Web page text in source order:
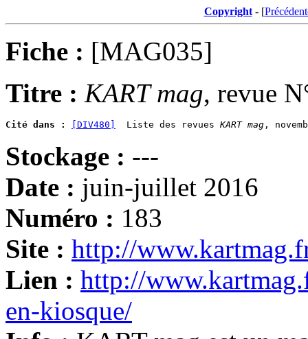
Copyright- [
Fiche : [MAG035]
Titre : KART mag, revue
Cité dans : [DIV480]
  Liste des revues
KART mag
Stockage : ---
Date : juin-juillet 2016
Numéro : 183
Site : http://
Lien : http://
en-kiosque/